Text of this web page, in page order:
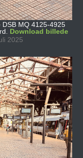
DSB MQ 4125-4925
Download billede
2025